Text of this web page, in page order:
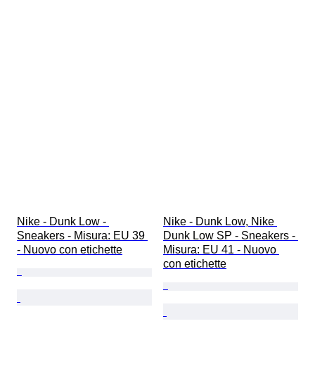
Nike - Dunk Low -
Sneakers - Misura: EU 39
- Nuovo con etichette
Nike - Dunk Low, Nike
Dunk Low SP - Sneakers -
Misura: EU 41 - Nuovo
con etichette